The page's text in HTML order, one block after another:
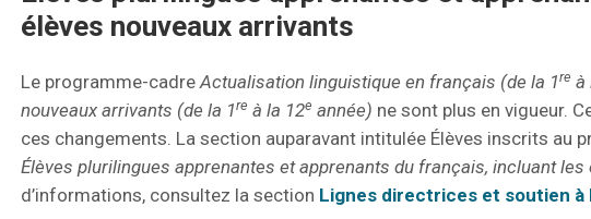
élèves nouveaux arrivants
Le programme-cadreActualisation linguistique en français (de la 1re à
nouveaux arrivants (de la 1re à la 12e année) ne sont plus en vigueur.
ces changements. La section auparavant intitulée Élèves inscrits au
Élèves plurilingues apprenantes et apprenants du français, incluant
d’informations, consultez la section Lignes directrices et soutien à